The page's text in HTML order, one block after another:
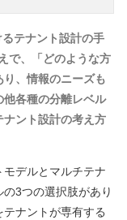
テナント設計の手
で、「どのような方
、情報のニーズも
各種の分離レベル
ント設計の考え方
デルとマルチテナ
3つの選択肢があり
ナントが専有する